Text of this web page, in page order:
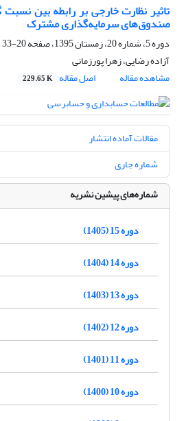
تاثیر نظارت خارجی بر رابطه بین
صندوق‌های سرمایه‌گذاری مشترک
دوره 5، شماره 20، زمستان 1395، صفحه
20-33
آزاده رضایی، زهرا پورزمانی
مشاهده مقاله
اصل مقاله 229.65 K
مقالات آماده انتشار
شماره جاری
شماره‌های پیشین نشریه
دوره 15 (1405)
دوره 14 (1404)
دوره 13 (1403)
دوره 12 (1402)
دوره 11 (1401)
دوره 10 (1400)